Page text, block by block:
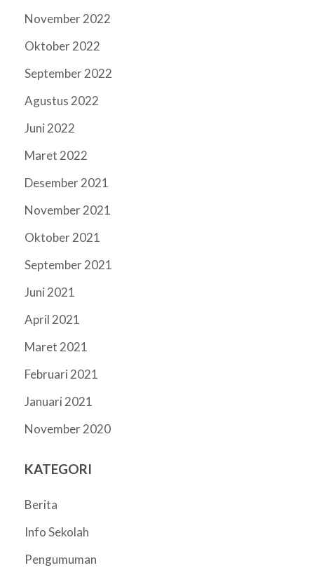
November 2022
Oktober 2022
September 2022
Agustus 2022
Juni 2022
Maret 2022
Desember 2021
November 2021
Oktober 2021
September 2021
Juni 2021
April 2021
Maret 2021
Februari 2021
Januari 2021
November 2020
KATEGORI
Berita
Info Sekolah
Pengumuman